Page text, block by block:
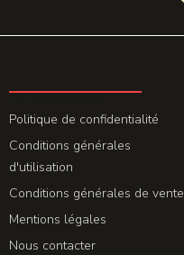
Politique de confidentialité
Conditions générales
d'utilisation
Conditions générales de vente
Mentions légales
Nous contacter